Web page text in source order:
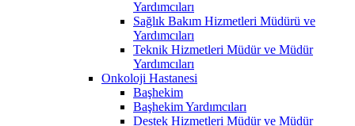
Yardımcıları
Sağlık Bakım Hizmetleri Müdürü ve
Yardımcıları
Teknik Hizmetleri Müdür ve Müdür
Yardımcıları
Onkoloji Hastanesi
Başhekim
Başhekim Yardımcıları
Destek Hizmetleri Müdür ve Müdür